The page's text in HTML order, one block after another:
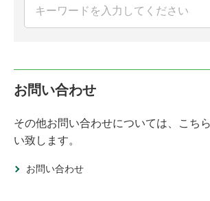
お問い合わせ
その他お問い合わせについては、こち
い致します。
お問い合わせ